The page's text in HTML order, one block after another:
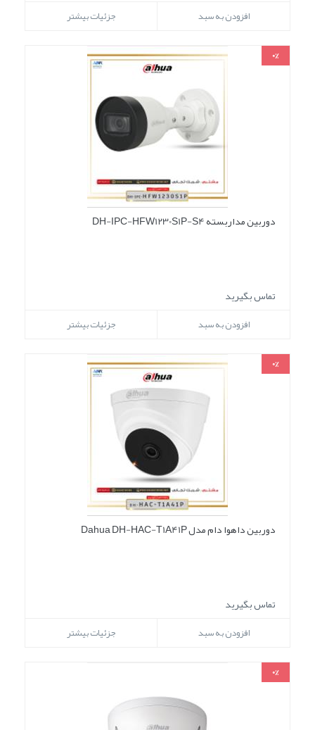
افزودن به سبد جزئیات بیشتر
0%
دوربین مداربسته DH-IPC-HFW1230S1P-S4
تماس بگیرید
افزودن به سبد جزئیات بیشتر
0%
دوربین داهوا دام مدل Dahua DH-HAC-T1A41P
تماس بگیرید
افزودن به سبد جزئیات بیشتر
0%